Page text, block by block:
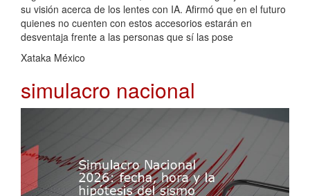
su visión acerca de los lentes con IA. Afirmó que en el futuro
quienes no cuenten con estos accesorios estarán en
desventaja frente a las personas que sí las pose
Xataka México
simulacro nacional